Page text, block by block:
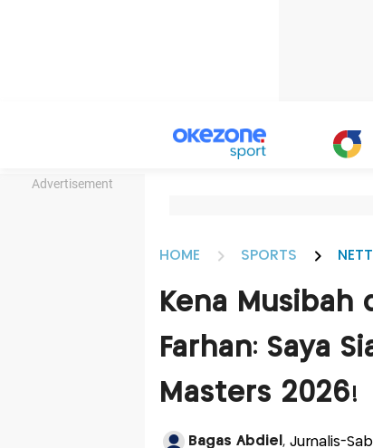
Advertisement
HOME SPORTS
Kena Musibah
Farhan: Saya
Masters 2026!
Bagas Abdiel , Jurnalis-